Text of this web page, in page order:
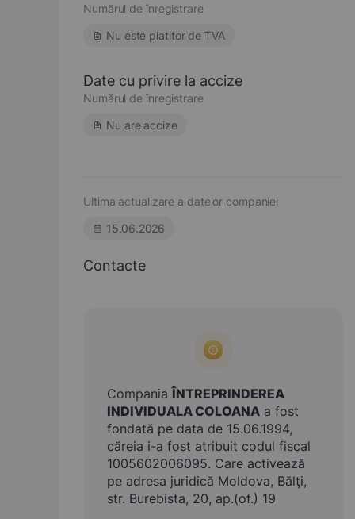
Numărul de înregistrare
Nu este platitor de TVA
Date cu privire la accize
Numărul de înregistrare
Nu are accize
Ultima actualizare a datelor companiei
15.06.2026
Contacte
CompaniaÎNTREPRINDEREA
INDIVIDUALA COLOANA a fost
fondată pe data de 15.06.1994,
căreia i-a fost atribuit codul fiscal
1005602006095. Care activează
pe adresa juridică Moldova, Bălţi,
str. Burebista, 20, ap.(of.) 19